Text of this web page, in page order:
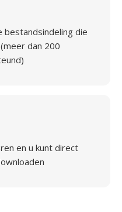
bestandsindeling die
dan 200
en u kunt direct